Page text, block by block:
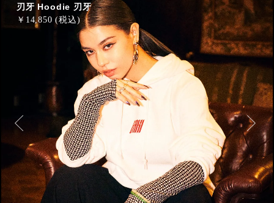
刃牙 Hoodie 刃牙
￥ 14,850 (税込)